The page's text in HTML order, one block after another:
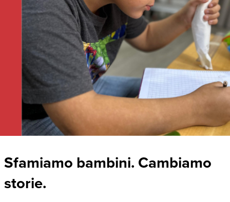
Sfamiamo bambini. Cambiamo
storie.